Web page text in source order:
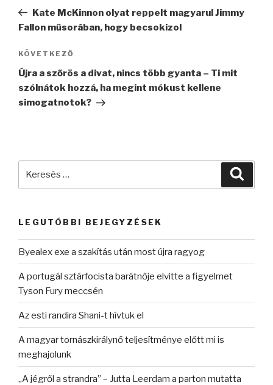
bejegyzés
Kate McKinnon olyat reppelt magyarul Jimmy
Fallon műsorában, hogy becsokizol
Következő
bejegyzés
KÖVETKEZŐ
Újra a szőrös a divat, nincs több gyanta – Ti mit
szólnátok hozzá, ha megint mókust kellene
simogatnotok?
LEGUTÓBBI BEJEGYZÉSEK
Byealex exe a szakítás után most újra ragyog
A portugál sztárfocista barátnője elvitte a figyelmet
Tyson Fury meccsén
Az esti randira Shani-t hívtuk el
A magyar tornászkirálynő teljesítménye előtt mi is
meghajolunk
„A jégről a strandra” – Jutta Leerdam a parton mutatta